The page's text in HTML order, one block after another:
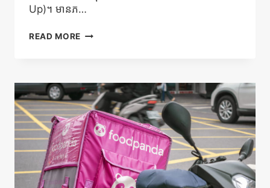
Up)។ មានភ…
READ MORE បញ្ចុះ
អាហារ
ដោយ
ខ្លួនឯង